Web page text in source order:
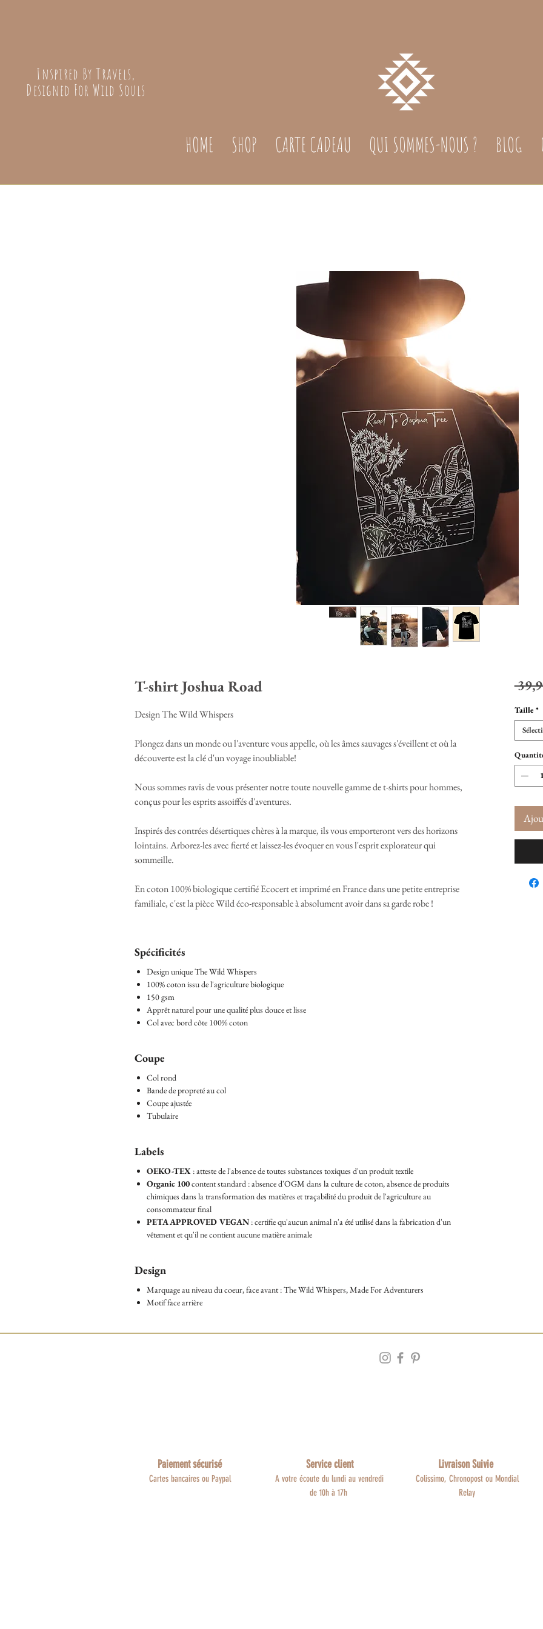
Inspired By Travels,
Designed For Wild Souls
HOME SHOP CARTE CADEAU QUI SOMMES-NOUS ? BLOG
T-shirt Joshua Road
Design The Wild Whispers
Plongez dans un monde ou l'aventure vous appelle, où les âmes sauvages s'éveillent et où la
découverte est la clé d'un voyage inoubliable!
Nous sommes ravis de vous présenter notre toute nouvelle gamme de t-shirts pour hommes,
conçus pour les esprits assoiffés d'aventures.
Inspirés des contrées désertiques chères à la marque, ils vous emporteront vers des horizons
lointains. Arborez-les avec fierté et laissez-les évoquer en vous l'esprit explorateur qui
sommeille.
En coton 100% biologique certifié Ecocert et imprimé en France dans une petite entreprise
familiale, c'est la pièce Wild éco-responsable à absolument avoir dans sa garde robe !
Spécificités
Design unique The Wild Whispers
100% coton issu de l'agriculture biologique
150 gsm
Apprêt naturel pour une qualité plus douce et lisse
Col avec bord côte 100% coton
Coupe
Col rond
Bande de propreté au col
Coupe ajustée
Tubulaire
Labels
OEKO-TEX : atteste de l'absence de toutes substances toxiques d'un produit textile
Organic 100content standard : absence d'OGM dans la culture de coton, absence de produits
chimiques dans la transformation des matières et traçabilité du produit de l'agriculture au
consommateur final
PETA APPROVED VEGAN : certifie qu'aucun animal n'a été utilisé dans la fabrication d'un
vêtement et qu'il ne contient aucune matière animale
Design
Marquage au niveau du coeur, face avant : The Wild Whispers, Made For Adventurers
Motif face arrière
Taille *
Paiement sécurisé
Cartes bancaires ou Paypal
Service client
A votre écoute du lundi au vendredi
de 10h à 17h
Livraison Suivie
Colissimo, Chronopost ou Mondial
Relay